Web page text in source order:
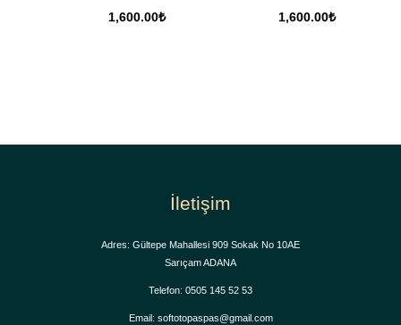
1,600.00₺ 1,600.00₺
İletişim
Adres: Gültepe Mahallesi 909 Sokak No 10AE
Sarıçam ADANA
Telefon: 0505 145 52 53
Email: softotopaspas@gmail.com